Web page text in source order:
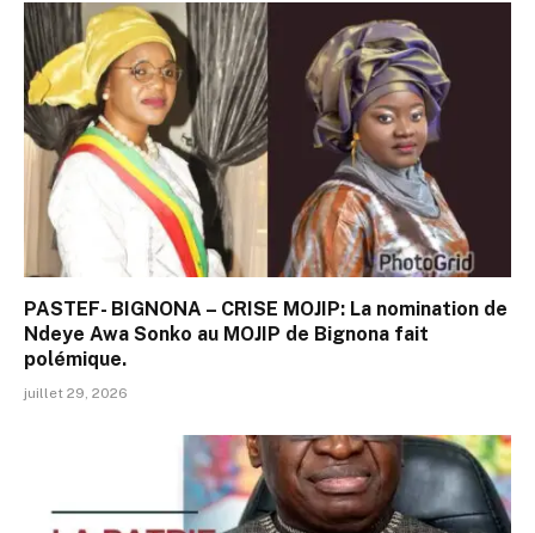
PASTEF- BIGNONA – CRISE MOJIP: La nomination de
Ndeye Awa Sonko au MOJIP de Bignona fait
polémique.
juillet 29, 2026